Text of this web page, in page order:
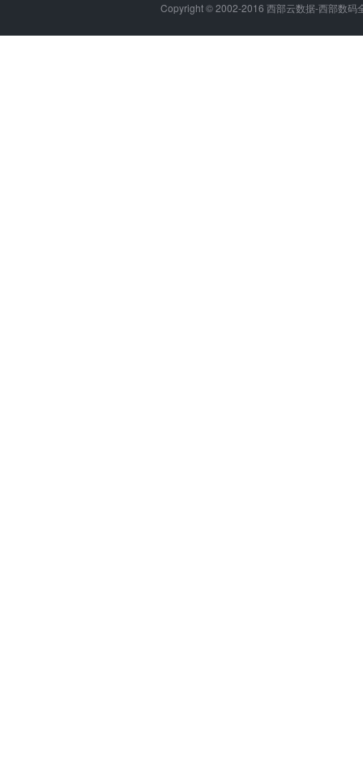
Copyright © 2002-2016 西部云数据-西部数